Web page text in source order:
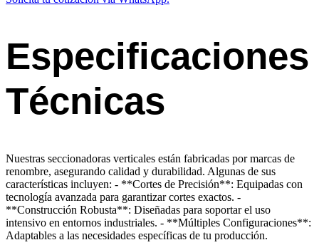
Especificaciones
Técnicas
Nuestras seccionadoras verticales están fabricadas por marcas de
renombre, asegurando calidad y durabilidad. Algunas de sus
características incluyen: - **Cortes de Precisión**: Equipadas con
tecnología avanzada para garantizar cortes exactos. -
**Construcción Robusta**: Diseñadas para soportar el uso
intensivo en entornos industriales. - **Múltiples Configuraciones**:
Adaptables a las necesidades específicas de tu producción.